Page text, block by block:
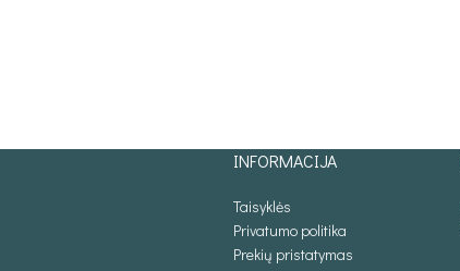
INFORMACIJA
Taisyklės
Privatumo politika
Prekių pristatymas